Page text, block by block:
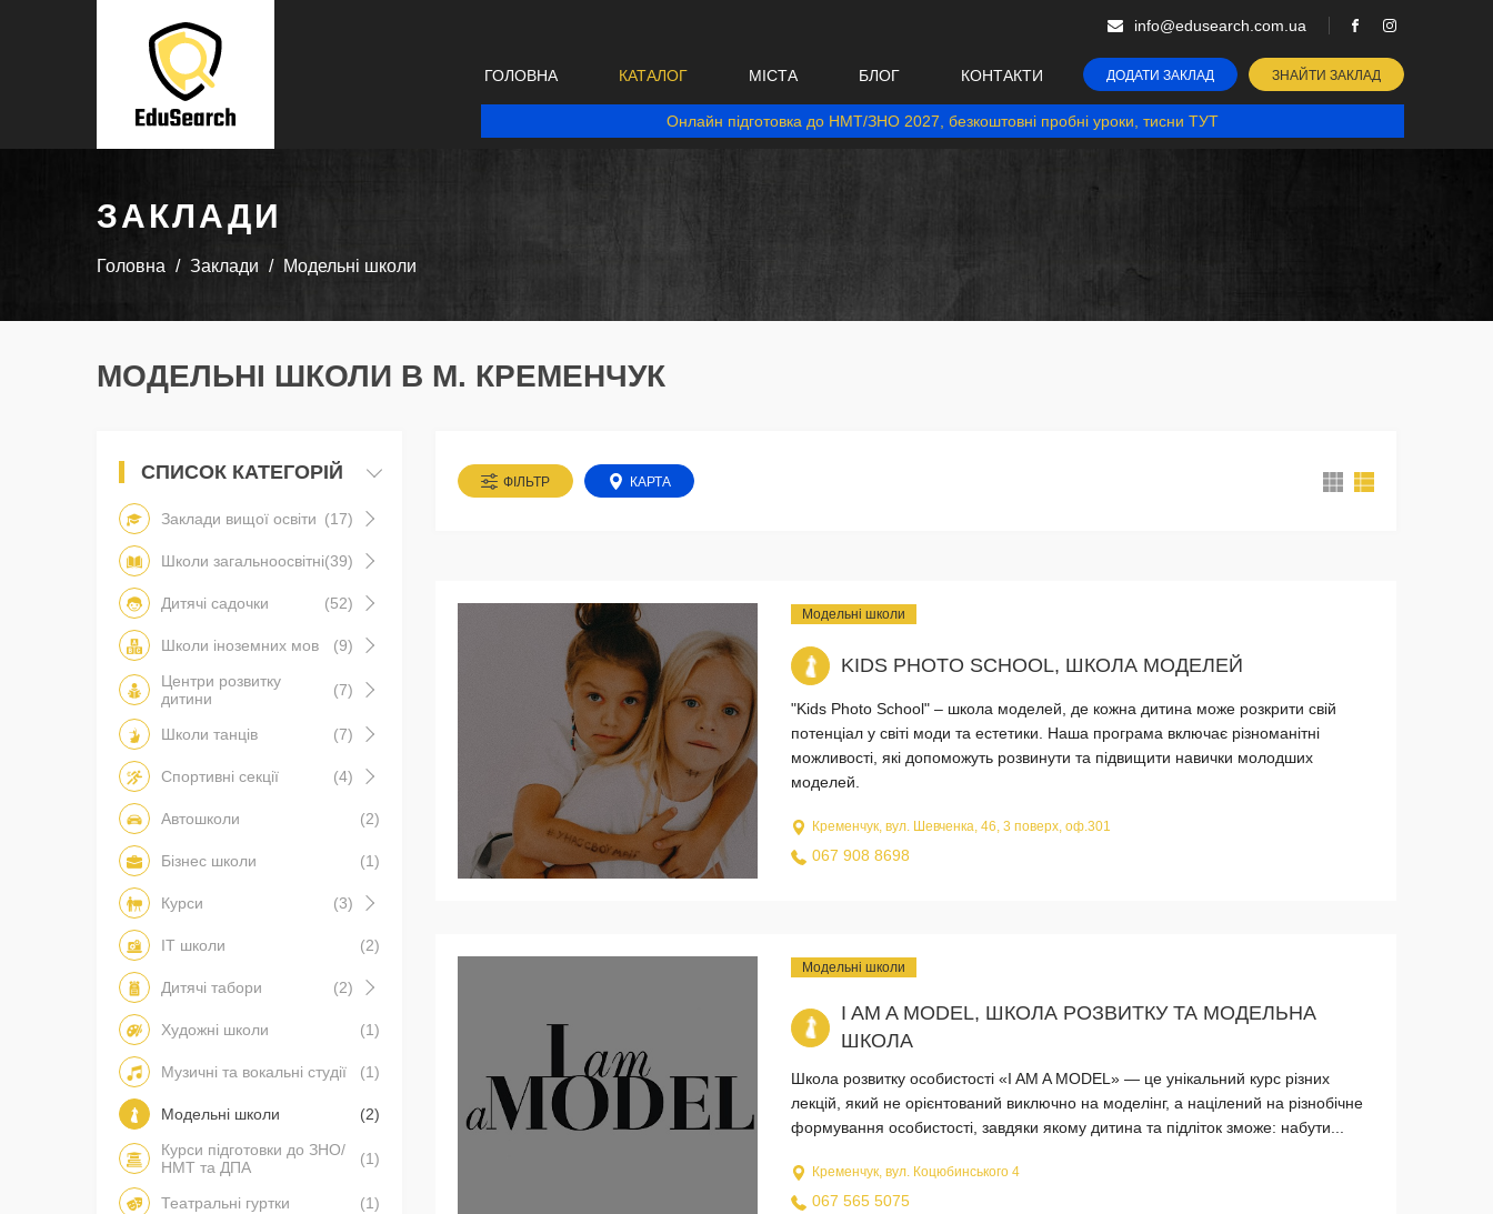
info@edusearch.com.ua
ГОЛОВНА КАТАЛОГ МІСТА БЛОГ КОНТАКТИ ДОДАТИ ЗАКЛАД ЗНАЙТИ ЗАКЛАД
Онлайн підготовка до НМТ/ЗНО 2027, безкоштовні пробні уроки, тисни ТУТ
ЗАКЛАДИ
Головна Заклади Модельні школи
МОДЕЛЬНІ ШКОЛИ В М. КРЕМЕНЧУК
ФІЛЬТР КАРТА
Модельні школи
KIDS PHOTO SCHOOL, ШКОЛА МОДЕЛЕЙ
"Kids Photo School" – школа моделей, де кожна дитина може розкрити свій
потенціал у світі моди та естетики. Наша програма включає різноманітні
можливості, які допоможуть розвинути та підвищити навички молодших
моделей.
Кременчук, вул. Шевченка, 46, 3 поверх, оф.301
067 908 8698
Модельні школи
I AM A MODEL, ШКОЛА РОЗВИТКУ ТА МОДЕЛЬНА
ШКОЛА
Школа розвитку особистості «I AM A MODEL» — це унікальний курс різних
лекцій, який не орієнтований виключно на моделінг, а націлений на різнобічне
формування особистості, завдяки якому дитина та підліток зможе: набути...
Кременчук, вул. Коцюбинського 4
067 565 5075
СПИСОК КАТЕГОРІЙ
Заклади вищої освіти (17)
Школи загальноосвітні(39)
Дитячі садочки (52)
Школи іноземних мов
(9)
Центри розвитку
дитини
(7)
Школи танців (7)
Спортивні секції (4)
Автошколи (2)
Бізнес школи (1)
Курси (3)
IT школи (2)
Дитячі табори (2)
Художні школи (1)
Музичні та вокальні студії (1)
Модельні школи
(2)
Курси підготовки до ЗНО/
НМТ та ДПА
(1)
Театральні гуртки (1)